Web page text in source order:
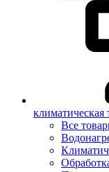
климатическая
Все